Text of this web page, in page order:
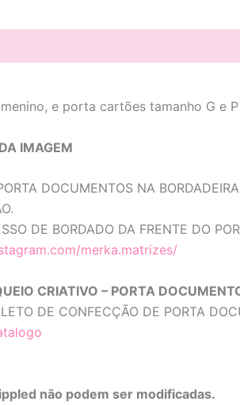
e porta cartões tamanho G e P
IMAGEM
DOCUMENTOS NA
DE BORDADO DA FRENTE DO
merka.matrizes/
CRIATIVO – PORTA
DE CONFECÇÃO DE PORTA
não podem ser modificadas.